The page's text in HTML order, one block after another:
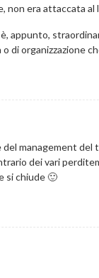
era attaccata
appunto,
o di organizzazione
management del
dei vari
si chiude 🙂